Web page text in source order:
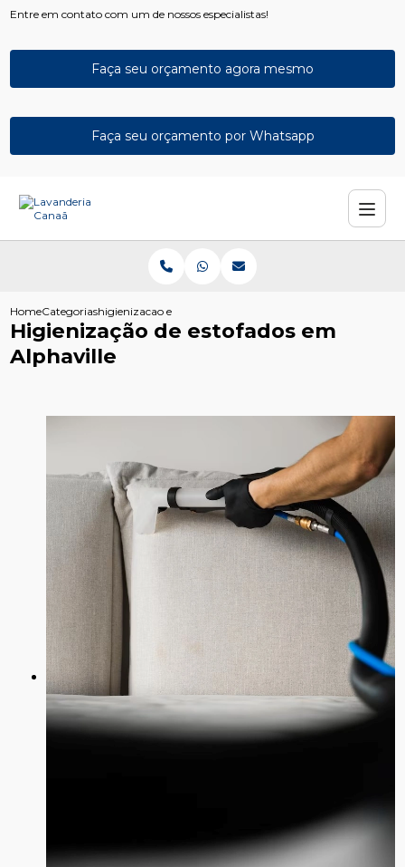
Entre em contato com um de nossos especialistas!
Faça seu orçamento agora mesmo
Faça seu orçamento por Whatsapp
HomeCategoriashigienizacao estofados alphaville
Higienização de estofados em
Alphaville